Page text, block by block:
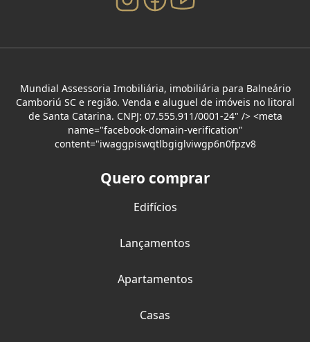
Mundial Assessoria Imobiliária, imobiliária para Balneário
Camboriú SC e região. Venda e aluguel de imóveis no litoral
de Santa Catarina. CNPJ: 07.555.911/0001-24" /> <meta
name="facebook-domain-verification"
content="iwaggpiswqtlbgiglviwgp6n0fpzv8
Quero comprar
Edifícios
Lançamentos
Apartamentos
Casas